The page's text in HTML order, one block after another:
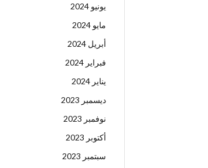
يونيو 2024
مايو 2024
أبريل 2024
فبراير 2024
يناير 2024
ديسمبر 2023
نوفمبر 2023
أكتوبر 2023
سبتمبر 2023